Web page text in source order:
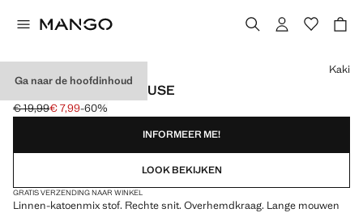
Ga naar de hoofdinhoud
RECHTE LINNEN BLOUSE
Oorspronkelijke prijs doorgehaald [€ 19,99 ]
€ 19,99
Huidige prijs [€ 7,99 ]
€ 7,99-60%
Kies een kleur
Kaki
INFORMEER ME!
LOOK BEKIJKEN
GRATIS VERZENDING NAAR WINKEL
Linnen-katoenmix stof. Rechte snit. Overhemdkraag. Lange mouwen